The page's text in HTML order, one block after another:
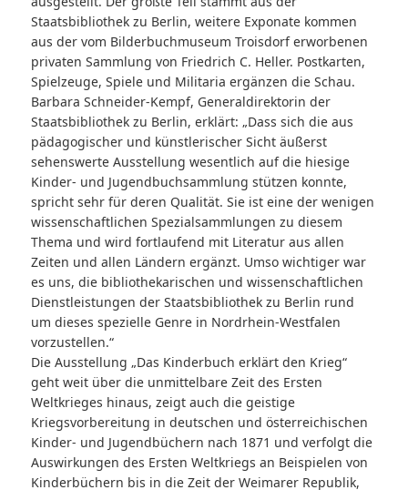
Staatsbibliothek zu Berlin, weitere Exponate kommen
aus der vom Bilderbuchmuseum Troisdorf erworbenen
privaten Sammlung von Friedrich C. Heller. Postkarten,
Spielzeuge, Spiele und Militaria ergänzen die Schau.
Barbara Schneider-Kempf, Generaldirektorin der
Staatsbibliothek zu Berlin, erklärt: „Dass sich die aus
pädagogischer und künstlerischer Sicht äußerst
sehenswerte Ausstellung wesentlich auf die hiesige
Kinder- und Jugendbuchsammlung stützen konnte,
spricht sehr für deren Qualität. Sie ist eine der wenigen
wissenschaftlichen Spezialsammlungen zu diesem
Thema und wird fortlaufend mit Literatur aus allen
Zeiten und allen Ländern ergänzt. Umso wichtiger war
es uns, die bibliothekarischen und wissenschaftlichen
Dienstleistungen der Staatsbibliothek zu Berlin rund
um dieses spezielle Genre in Nordrhein-Westfalen
vorzustellen.“
Die Ausstellung „Das Kinderbuch erklärt den Krieg“
geht weit über die unmittelbare Zeit des Ersten
Weltkrieges hinaus, zeigt auch die geistige
Kriegsvorbereitung in deutschen und österreichischen
Kinder- und Jugendbüchern nach 1871 und verfolgt die
Auswirkungen des Ersten Weltkriegs an Beispielen von
Kinderbüchern bis in die Zeit der Weimarer Republik,